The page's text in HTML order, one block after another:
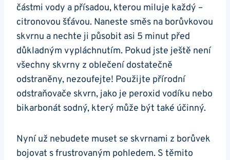
částmi vody a přísadou, kterou miluje každý –
citronovou šťávou. Naneste směs na borůvkovou
skvrnu a nechte ji působit asi 5 minut před
důkladným vypláchnutím. Pokud jste ještě není
všechny skvrny z oblečení dostatečně
odstraněny, nezoufejte! Použijte přírodní
odstraňovače skvrn, jako je peroxid vodíku nebo
bikarbonát sodný, který může být také účinný.
Nyní už nebudete muset se skvrnami z borůvek
bojovat s frustrovaným pohledem. S těmito